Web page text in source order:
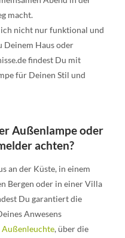
macht.
nicht nur funktional und
Deinem Haus oder
findest Du mit
für Deinen Stil und
Außenlampe oder
achten?
an der Küste, in einem
Bergen oder in einer Villa
Du garantiert die
Anwesens
, über die